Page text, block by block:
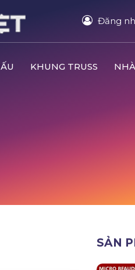
Đăng
KHUNG TRUSS
SẢN